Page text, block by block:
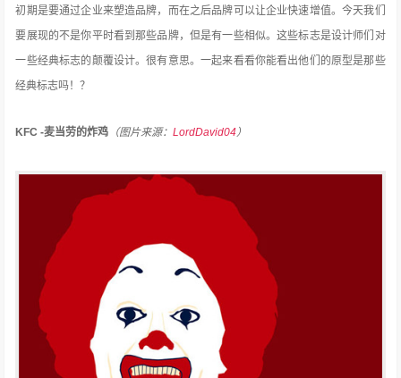
初期是要通过企业来塑造品牌，而在之后品牌可以让企业快速增值。今天我们
要展现的不是你平时看到那些品牌，但是有一些相似。这些标志是设计师们对
一些经典标志的颠覆设计。很有意思。一起来看看你能看出他们的原型是那些
经典标志吗！？
KFC -麦当劳的炸鸡 （图片来源：LordDavid04）